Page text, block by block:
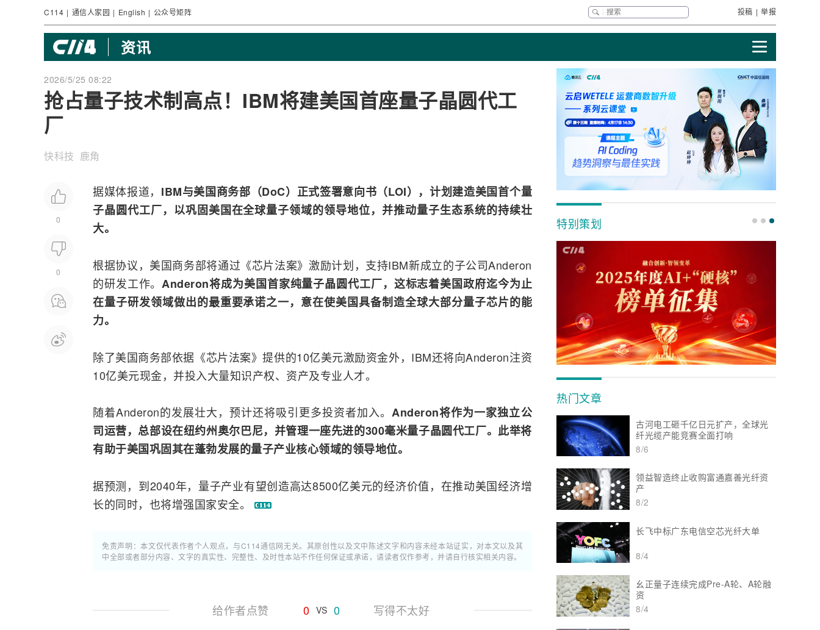
C114 | 通信人家园 | English | 公众号矩阵 投稿 | 举报
资讯
2026/5/25 08:22
抢占量子技术制高点！IBM将建美国首座量子晶圆代工
厂
快科技 鹿角
0
0
据媒体报道， IBM与美国商务部（DoC）正式签署意向书（LOI），计划建造美国首个量
子晶圆代工厂，以巩固美国在全球量子领域的领导地位，并推动量子生态系统的持续壮
大。
根据协议，美国商务部将通过《芯片法案》激励计划，支持IBM新成立的子公司Anderon
的研发工作。 Anderon将成为美国首家纯量子晶圆代工厂，这标志着美国政府迄今为止
在量子研发领域做出的最重要承诺之一，意在使美国具备制造全球大部分量子芯片的能
力。
除了美国商务部依据《芯片法案》提供的10亿美元激励资金外，IBM还将向Anderon注资
10亿美元现金，并投入大量知识产权、资产及专业人才。
随着Anderon的发展壮大，预计还将吸引更多投资者加入。 Anderon将作为一家独立公
司运营，总部设在纽约州奥尔巴尼，并管理一座先进的300毫米量子晶圆代工厂。此举将
有助于美国巩固其在蓬勃发展的量子产业核心领域的领导地位。
据预测，到2040年，量子产业有望创造高达8500亿美元的经济价值，在推动美国经济增
长的同时，也将增强国家安全。
免责声明：本文仅代表作者个人观点，与C114通信网无关。其原创性以及文中陈述文字和内容未经本站证实，对本文以及其
中全部或者部分内容、文字的真实性、完整性、及时性本站不作任何保证或承诺，请读者仅作参考，并请自行核实相关内容。
给作者点赞 0 VS 0 写得不太好
特别策划
热门文章
古河电工砸千亿日元扩产，全球光
纤光缆产能竞赛全面打响
8/6
领益智造终止收购富通嘉善光纤资
产
8/2
长飞中标广东电信空芯光纤大单
8/4
幺正量子连续完成Pre-A轮、A轮融
资
8/4